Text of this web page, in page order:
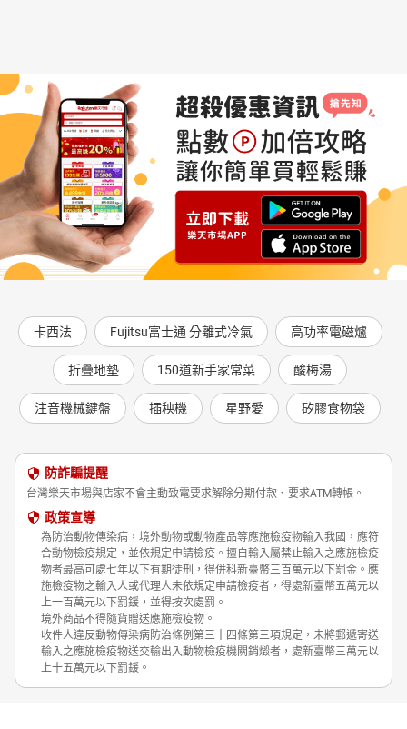
卡西法 Fujitsu富士通 分離式冷氣 高功率電磁爐
折疊地墊 150道新手家常菜 酸梅湯
注音機械鍵盤 插秧機 星野愛 矽膠食物袋
防詐騙提醒
台灣樂天市場與店家不會主動致電要求解除分期付款、要求ATM轉帳。
政策宣導
為防治動物傳染病，境外動物或動物產品等應施檢疫物輸入我國，應符
合動物檢疫規定，並依規定申請檢疫。擅自輸入屬禁止輸入之應施檢疫
物者最高可處七年以下有期徒刑，得併科新臺幣三百萬元以下罰金。應
施檢疫物之輸入人或代理人未依規定申請檢疫者，得處新臺幣五萬元以
上一百萬元以下罰鍰，並得按次處罰。
境外商品不得隨貨贈送應施檢疫物。
收件人違反動物傳染病防治條例第三十四條第三項規定，未將郵遞寄送
輸入之應施檢疫物送交輸出入動物檢疫機關銷燬者，處新臺幣三萬元以
上十五萬元以下罰鍰。